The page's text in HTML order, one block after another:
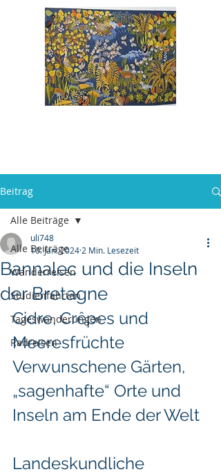
Beitrag
Alle Beiträge
Wanderreisen
Studienfahrten
Tageswanderungen
Radreisen
Alle Beiträge
Bannalec und die Inseln
der Bretagne
uli748
10. Jan. 2024 2 Min. Lesezeit
Cidre, Crêpes und
Meeresfrüchte
Verwunschene Gärten,
„sagenhafte“ Orte und
Inseln am Ende der Welt
Landeskundliche